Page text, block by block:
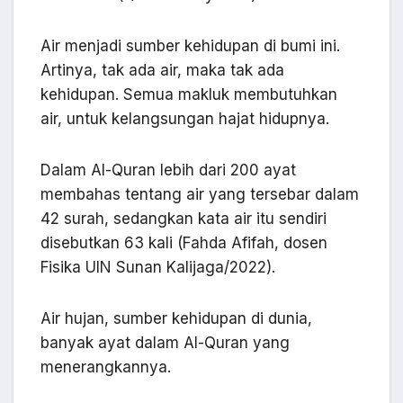
Air menjadi sumber kehidupan di bumi ini.
Artinya, tak ada air, maka tak ada
kehidupan. Semua makluk membutuhkan
air, untuk kelangsungan hajat hidupnya.
Dalam Al-Quran lebih dari 200 ayat
membahas tentang air yang tersebar dalam
42 surah, sedangkan kata air itu sendiri
disebutkan 63 kali (Fahda Afifah, dosen
Fisika UIN Sunan Kalijaga/2022).
Air hujan, sumber kehidupan di dunia,
banyak ayat dalam Al-Quran yang
menerangkannya.